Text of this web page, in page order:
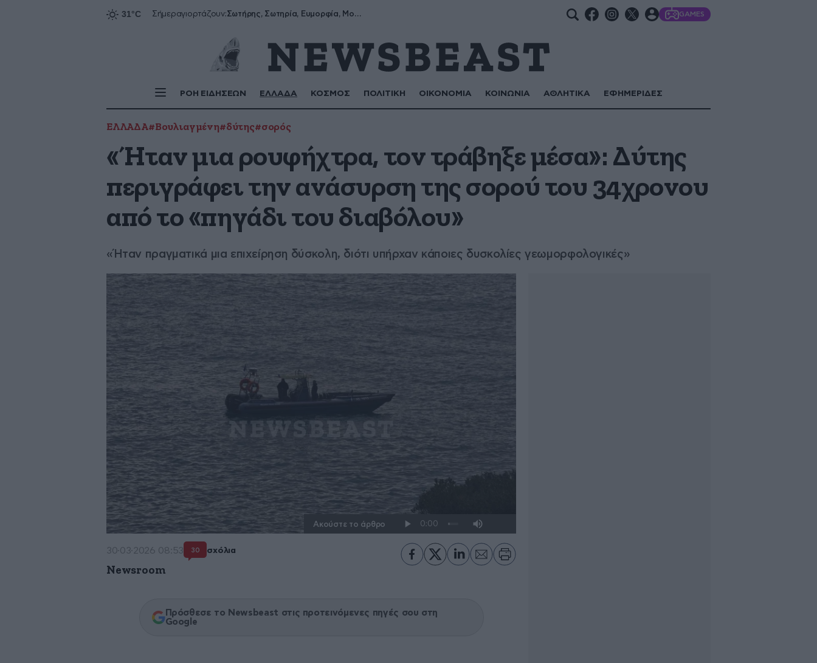
Σήμεραγιορτάζουν: Σωτήρης, Σωτηρία, Ευμορφία, Μορφούλα GAMES
ΡΟΗ ΕΙΔΗΣΕΩΝ ΕΛΛΑΔΑ ΚΟΣΜΟΣ ΠΟΛΙΤΙΚΗ ΟΙΚΟΝΟΜΙΑ ΚΟΙΝΩΝΙΑ ΑΘΛΗΤΙΚΑ ΕΦΗΜΕΡΙΔΕΣ
ΕΛΛΑΔΑ#Βουλιαγμένη#δύτης#σορός
«Ήταν μια ρουφήχτρα, τον τράβηξε μέσα»: Δύτης
περιγράφει την ανάσυρση της σορού του 34χρονου
από το «πηγάδι του διαβόλου»
«Ήταν πραγματικά μια επιχείρηση δύσκολη, διότι υπήρχαν κάποιες δυσκολίες γεωμορφολογικές»
Ακούστε το άρθρο
30·03·2026 08:53 30 σχόλια
Newsroom
Πρόσθεσε το Newsbeast στις προτεινόμενες πηγές σου στη
Google